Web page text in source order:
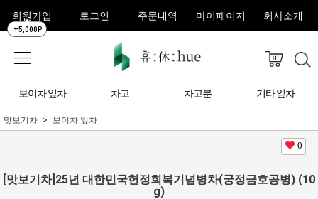
회원가입
+5,000P
로그인 주문내역 마이페이지 회사소개
보이차 잎차 차고 차고분 기타 잎차
맛보기차 보이차 잎차
0
[맛보기차]25년 대한민국헌정회복기념병차(궁정금호공병) (10
g)